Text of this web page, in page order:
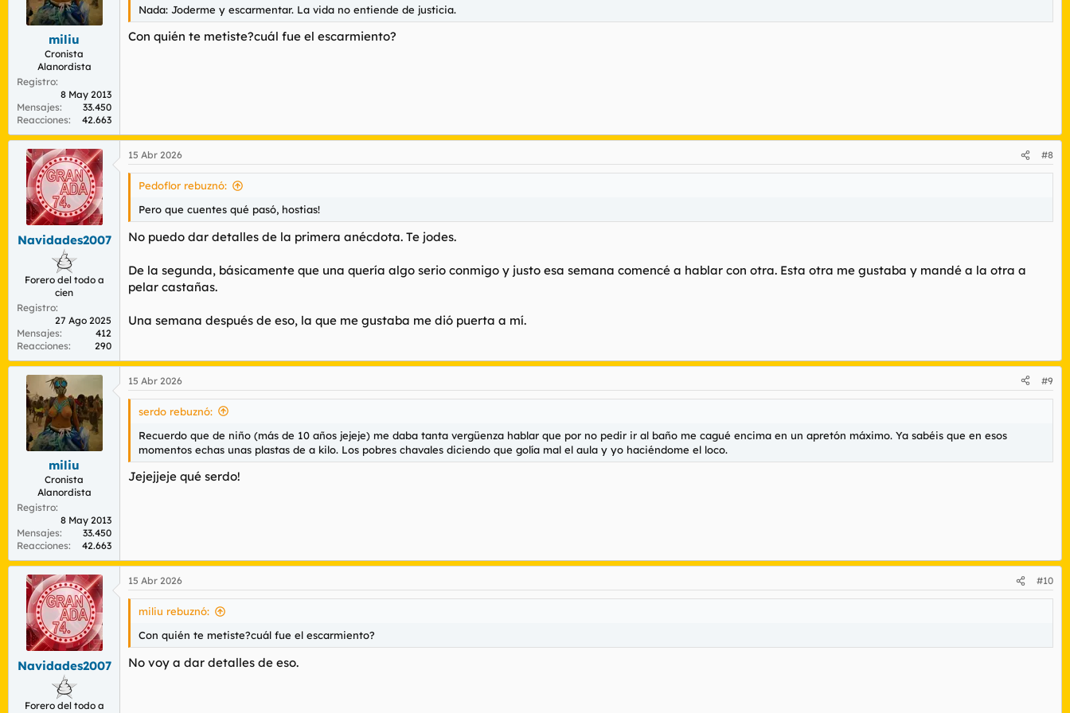
miliu
Cronista
Alanordista
Registro
8 May 2013
Mensajes
33.450
Reacciones
42.663
Nada: Joderme y escarmentar. La vida no entiende de justicia.
Con quién te metiste?cuál fue el escarmiento?
Navidades2007
Forero del todo a
cien
Registro
27 Ago 2025
Mensajes
412
Reacciones
290
15 Abr 2026 #8
Pedoflor rebuznó:
Pero que cuentes qué pasó, hostias!
No puedo dar detalles de la primera anécdota. Te jodes.
De la segunda, básicamente que una quería algo serio conmigo y justo esa semana comencé a hablar con otra. Esta otra me gustaba y mandé a la otra a
pelar castañas.
Una semana después de eso, la que me gustaba me dió puerta a mí.
miliu
Cronista
Alanordista
Registro
8 May 2013
Mensajes
33.450
Reacciones
42.663
15 Abr 2026 #9
serdo rebuznó:
Recuerdo que de niño (más de 10 años jejeje) me daba tanta vergüenza hablar que por no pedir ir al baño me cagué encima en un apretón máximo. Ya sabéis que en esos
momentos echas unas plastas de a kilo. Los pobres chavales diciendo que golía mal el aula y yo haciéndome el loco.
Jejejjeje qué serdo!
Navidades2007
Forero del todo a
15 Abr 2026 #10
miliu rebuznó:
Con quién te metiste?cuál fue el escarmiento?
No voy a dar detalles de eso.